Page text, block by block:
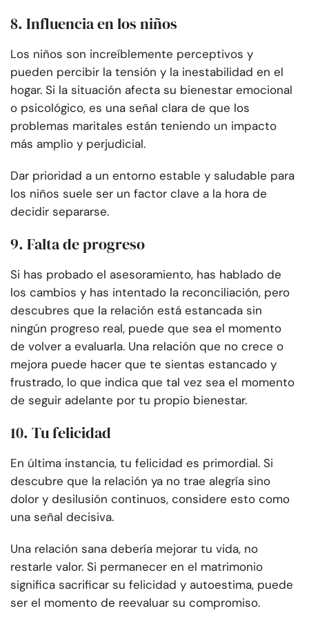
8. Influencia en los niños
Los niños son increíblemente perceptivos y
pueden percibir la tensión y la inestabilidad en el
hogar. Si la situación afecta su bienestar emocional
o psicológico, es una señal clara de que los
problemas maritales están teniendo un impacto
más amplio y perjudicial.
Dar prioridad a un entorno estable y saludable para
los niños suele ser un factor clave a la hora de
decidir separarse.
9. Falta de progreso
Si has probado el asesoramiento, has hablado de
los cambios y has intentado la reconciliación, pero
descubres que la relación está estancada sin
ningún progreso real, puede que sea el momento
de volver a evaluarla. Una relación que no crece o
mejora puede hacer que te sientas estancado y
frustrado, lo que indica que tal vez sea el momento
de seguir adelante por tu propio bienestar.
10. Tu felicidad
En última instancia, tu felicidad es primordial. Si
descubre que la relación ya no trae alegría sino
dolor y desilusión continuos, considere esto como
una señal decisiva.
Una relación sana debería mejorar tu vida, no
restarle valor. Si permanecer en el matrimonio
significa sacrificar su felicidad y autoestima, puede
ser el momento de reevaluar su compromiso.